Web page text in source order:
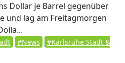
Dollar je Barrel gegenüber
und lag am Freitagmorgen
#News
#Karlsruhe Stadt &